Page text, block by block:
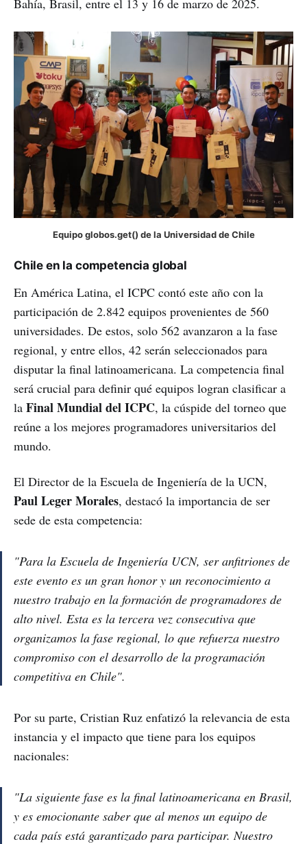
Bahía, Brasil, entre el 13 y 16 de marzo de 2025.
Equipo globos.get() de la Universidad de Chile
Chile en la competencia global
En América Latina, el ICPC contó este año con la
participación de 2.842 equipos provenientes de 560
universidades. De estos, solo 562 avanzaron a la fase
regional, y entre ellos, 42 serán seleccionados para
disputar la final latinoamericana. La competencia final
será crucial para definir qué equipos logran clasificar a
la Final Mundial del ICPC, la cúspide del torneo que
reúne a los mejores programadores universitarios del
mundo.
El Director de la Escuela de Ingeniería de la UCN,
Paul Leger Morales, destacó la importancia de ser
sede de esta competencia:
"Para la Escuela de Ingeniería UCN, ser anfitriones de
este evento es un gran honor y un reconocimiento a
nuestro trabajo en la formación de programadores de
alto nivel. Esta es la tercera vez consecutiva que
organizamos la fase regional, lo que refuerza nuestro
compromiso con el desarrollo de la programación
competitiva en Chile".
Por su parte, Cristian Ruz enfatizó la relevancia de esta
instancia y el impacto que tiene para los equipos
nacionales:
"La siguiente fase es la final latinoamericana en Brasil,
y es emocionante saber que al menos un equipo de
cada país está garantizado para participar. Nuestro